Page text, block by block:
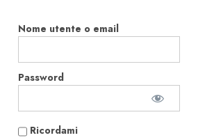
Nome utente o email
Password
Ricordami